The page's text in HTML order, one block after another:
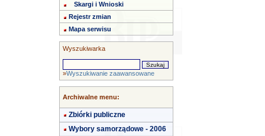
Skargi i Wnioski
Rejestr zmian
Mapa serwisu
Wyszukiwarka
»Wyszukiwanie zaawansowane
Archiwalne menu:
Zbiórki publiczne
Wybory samorządowe - 2006